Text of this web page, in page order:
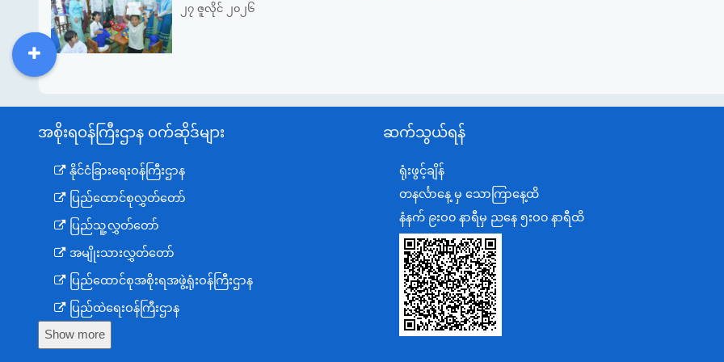
၂၇ ဇူလိုင် ၂၀၂၆
အစိုးရဝန်ကြီးဌာန ဝက်ဆိုဒ်များ
နိုင်ငံခြားရေးဝန်ကြီးဌာန
ပြည်ထောင်စုလွှတ်တော်
ပြည်သူ့လွှတ်တော်
အမျိုးသားလွှတ်တော်
ပြည်ထောင်စုအစိုးရအဖွဲ့ရုံးဝန်ကြီးဌာန
ပြည်ထဲရေးဝန်ကြီးဌာန
ကာကွယ်ရေးဝန်ကြီးဌာန
Show more
ဆက်သွယ်ရန်
ရုံးဖွင့်ချိန်
တနင်္လာနေ့ မှ သောကြာနေ့ထိ
နံနက် ၉းဝ၀ နာရီမှ ညနေ ၅းဝ၀ နာရီထိ